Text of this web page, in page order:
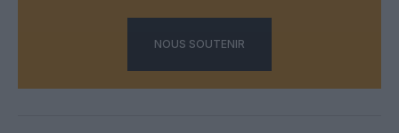
NOUS SOUTENIR